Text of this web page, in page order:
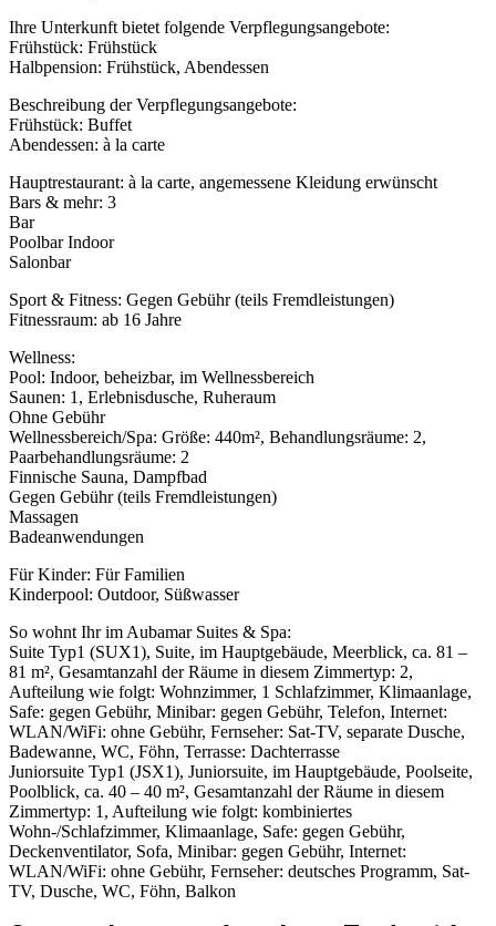
Ihre Unterkunft bietet folgende Verpflegungsangebote:
Frühstück: Frühstück
Halbpension: Frühstück, Abendessen
Beschreibung der Verpflegungsangebote:
Frühstück: Buffet
Abendessen: à la carte
Hauptrestaurant: à la carte, angemessene Kleidung erwünscht
Bars & mehr: 3
Bar
Poolbar Indoor
Salonbar
Sport & Fitness: Gegen Gebühr (teils Fremdleistungen)
Fitnessraum: ab 16 Jahre
Wellness:
Pool: Indoor, beheizbar, im Wellnessbereich
Saunen: 1, Erlebnisdusche, Ruheraum
Ohne Gebühr
Wellnessbereich/Spa: Größe: 440m², Behandlungsräume: 2,
Paarbehandlungsräume: 2
Finnische Sauna, Dampfbad
Gegen Gebühr (teils Fremdleistungen)
Massagen
Badeanwendungen
Für Kinder: Für Familien
Kinderpool: Outdoor, Süßwasser
So wohnt Ihr im Aubamar Suites & Spa:
Suite Typ1 (SUX1), Suite, im Hauptgebäude, Meerblick, ca. 81 –
81 m², Gesamtanzahl der Räume in diesem Zimmertyp: 2,
Aufteilung wie folgt: Wohnzimmer, 1 Schlafzimmer, Klimaanlage,
Safe: gegen Gebühr, Minibar: gegen Gebühr, Telefon, Internet:
WLAN/WiFi: ohne Gebühr, Fernseher: Sat-TV, separate Dusche,
Badewanne, WC, Föhn, Terrasse: Dachterrasse
Juniorsuite Typ1 (JSX1), Juniorsuite, im Hauptgebäude, Poolseite,
Poolblick, ca. 40 – 40 m², Gesamtanzahl der Räume in diesem
Zimmertyp: 1, Aufteilung wie folgt: kombiniertes
Wohn-/Schlafzimmer, Klimaanlage, Safe: gegen Gebühr,
Deckenventilator, Sofa, Minibar: gegen Gebühr, Internet:
WLAN/WiFi: ohne Gebühr, Fernseher: deutsches Programm, Sat-
TV, Dusche, WC, Föhn, Balkon